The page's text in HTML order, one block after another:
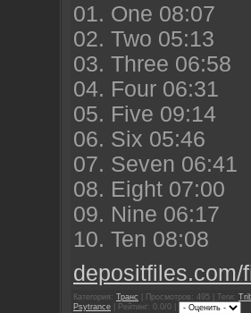
01. One 08:07
02. Two 05:13
03. Three 06:58
04. Four 06:31
05. Five 09:14
06. Six 05:46
07. Seven 06:41
08. Eight 07:00
09. Nine 06:17
10. Ten 08:08
depositfiles.com/
Категория: Транс | Просмотров: 495 | Теги:
Psytrance | Рейтинг: 0.0/0 |